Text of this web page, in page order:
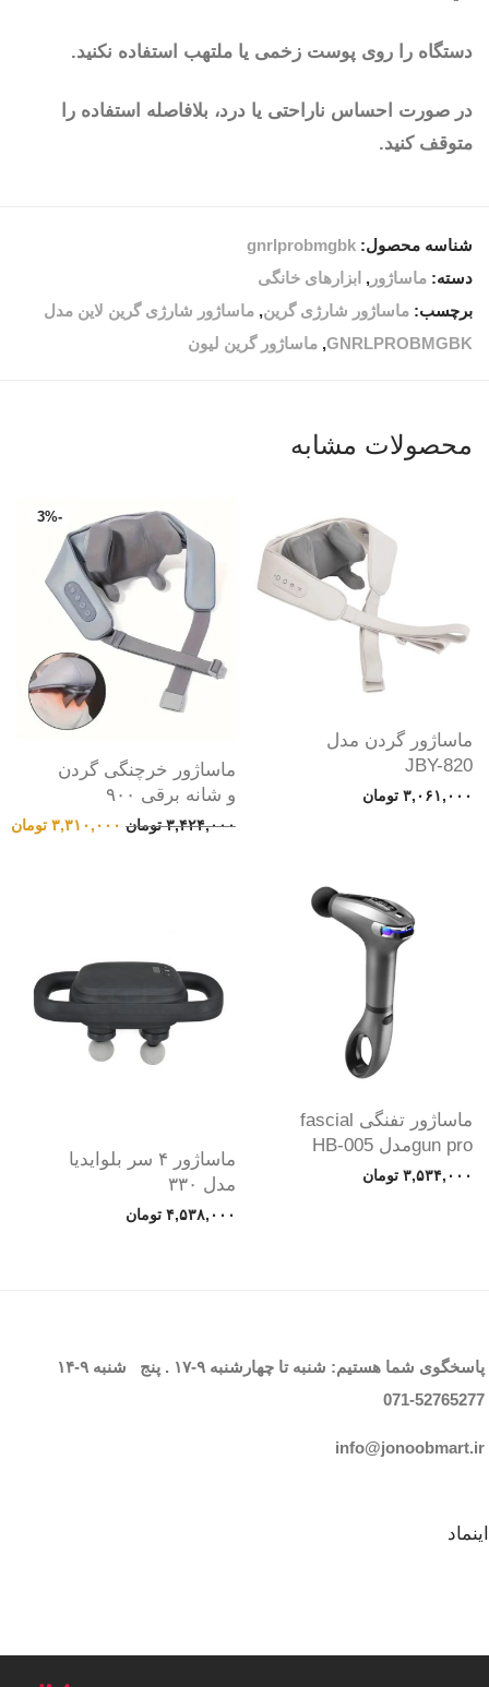
دستگاه را روی پوست زخمی یا ملتهب استفاده نکنید.
در صورت احساس ناراحتی یا درد، بلافاصله استفاده را
متوقف کنید.
شناسه محصول: gnrlprobmgbk
دسته: ماساژور , ابزارهای خانگی
برچسب: ماساژور شارژی گرین, ماساژور شارژی گرین لاین مدل
GNRLPROBMGBK
, ماساژور گرین لیون
محصولات مشابه
ماساژور گردن مدل
JBY-820
۳,۰۶۱,۰۰۰ تومان
-
3%
ماساژور خرچنگی گردن
و شانه برقی ۹۰۰
۳,۴۲۴,۰۰۰ تومان قیمت اصلی: ۳,۴۲۴,۰۰۰ تومان بود.
۳,۳۱۰,۰۰۰ تومان
ماساژور تفنگی fascial
gun proمدل HB-005
۳,۵۳۴,۰۰۰ تومان
ماساژور ۴ سر بلوایدیا
مدل ۳۳۰
۴,۵۳۸,۰۰۰ تومان
پاسخگوی شما هستیم: شنبه تا چهارشنبه ۹-۱۷ . پنج شنبه ۹-۱۴
071-52765277
info@jonoobmart.ir
اینماد